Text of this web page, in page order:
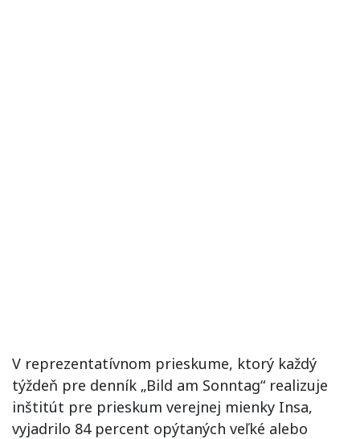
V reprezentatívnom prieskume, ktorý každý
týždeň pre denník „Bild am Sonntag“ realizuje
inštitút pre prieskum verejnej mienky Insa,
vyjadrilo 84 percent opýtaných veľké alebo